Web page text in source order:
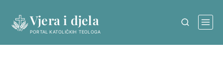
content
Vjera i djela
PORTAL KATOLIČKIH TEOLOGA